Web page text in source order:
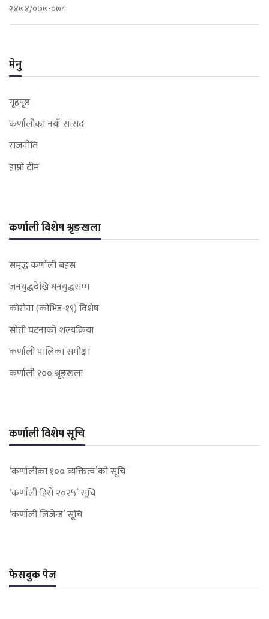
२४७४/०७७-०७८
मेनु
गृहपृष्ठ
कर्णालीका नयाँ सांसद
राजनीति
हाम्रो टीम
कर्णाली विशेष श्रृङखला
समृद्ध कर्णाली बहस
जनयुद्धदेखि धनयुद्धसम्म
कोरोना (कोभिड-१९) विशेष
सोती घटनाको शल्यक्रिया
कर्णाली पालिका समीक्षा
कर्णाली १०० श्रृङ्खला
कर्णाली विशेष सूचि
‘कर्णालीका १०० व्यक्तित्व’को सूचि
‘कर्णाली हिरो २०२५’ सूचि
‘कर्णाली लिजेन्ड’ सूचि
फेसबुक पेज